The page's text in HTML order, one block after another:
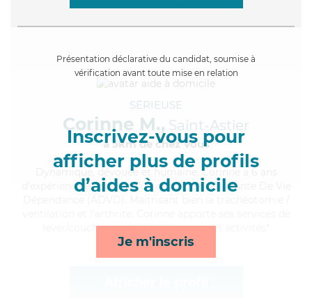
Présentation déclarative du candidat, soumise à
vérification avant toute mise en relation
Inscrivez-vous pour
afficher plus de profils
d’aides à domicile
Je m'inscris
SÉRIEUSE
Corinne M., Saint-Astier
à 5km de chez Vous
, dévouée et humaine, Corinne a 6 ans
d'expérience et possède un diplôme d'Assistante De Vie
lever/coucher, mobilité, transports et activités*